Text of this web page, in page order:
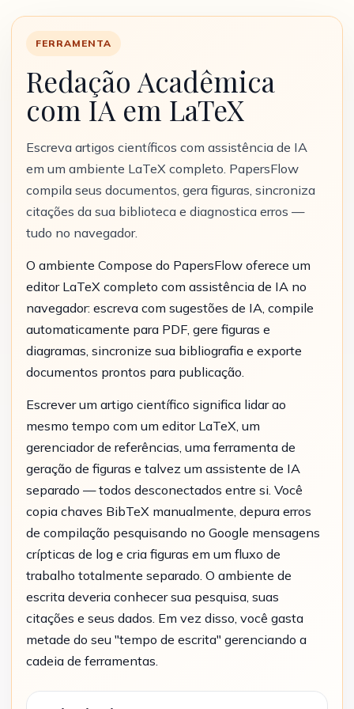
FERRAMENTA
Redação Acadêmica
com IA em LaTeX
Escreva artigos científicos com assistência de IA
em um ambiente LaTeX completo. PapersFlow
compila seus documentos, gera figuras, sincroniza
citações da sua biblioteca e diagnostica erros —
tudo no navegador.
O ambiente Compose do PapersFlow oferece um
editor LaTeX completo com assistência de IA no
navegador: escreva com sugestões de IA, compile
automaticamente para PDF, gere figuras e
diagramas, sincronize sua bibliografia e exporte
documentos prontos para publicação.
Escrever um artigo científico significa lidar ao
mesmo tempo com um editor LaTeX, um
gerenciador de referências, uma ferramenta de
geração de figuras e talvez um assistente de IA
separado — todos desconectados entre si. Você
copia chaves BibTeX manualmente, depura erros
de compilação pesquisando no Google mensagens
crípticas de log e cria figuras em um fluxo de
trabalho totalmente separado. O ambiente de
escrita deveria conhecer sua pesquisa, suas
citações e seus dados. Em vez disso, você gasta
metade do seu "tempo de escrita" gerenciando a
cadeia de ferramentas.